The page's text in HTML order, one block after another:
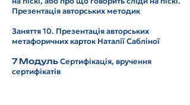
Презентація авторських методик
Заняття 10. Презентація авторських
метафоричних карток Наталії Сабліної
7 МодульСертифікація, вручення
сертифікатів